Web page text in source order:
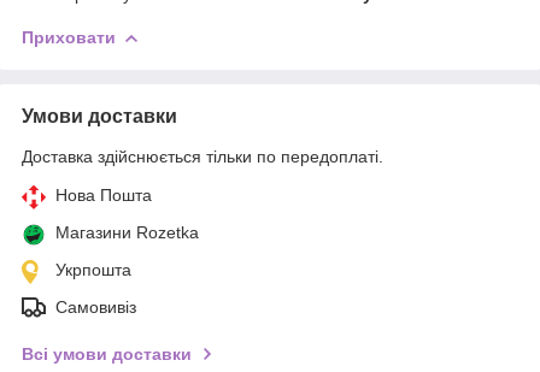
Приховати
Умови доставки
Доставка здійснюється тільки по передоплаті.
Нова Пошта
Магазини Rozetka
Укрпошта
Самовивіз
Всі умови доставки